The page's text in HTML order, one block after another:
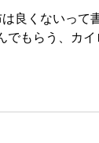
良くないって
もらう、カ